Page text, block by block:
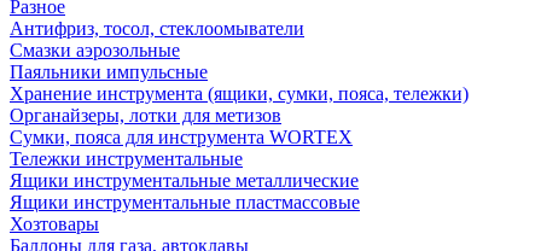
Разное
Антифриз, тосол, стеклоомыватели
Смазки аэрозольные
Паяльники импульсные
Хранение инструмента (ящики, сумки, пояса, тележки)
Органайзеры, лотки для метизов
Сумки, пояса для инструмента WORTEX
Тележки инструментальные
Ящики инструментальные металлические
Ящики инструментальные пластмассовые
Хозтовары
Баллоны для газа, автоклавы